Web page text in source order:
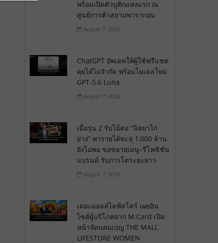
พร้อมเปิดตัวบูติกแห่งแรก ณ
ศูนย์การค้าสยามพารากอน
August 7, 2026
ChatGPT อัพเดทให้ผู้ใช้ฟรีแชท
คุยได้ไม่จำกัด พร้อมโมเดลใหม่
GPT-5.6 Luna
August 7, 2026
เมื่อรุ่น 2 รับไม้ต่อ “นิตยาไก่
ย่าง” พารายได้ทะลุ 1,000 ล้าน
ยังไม่พอ ขอขยายเมนู–รีโพซิชัน
แบรนด์ รับการโตระยะยาว
August 7, 2026
เดอะมอลล์ไลฟ์สโตร์ เผยอิน
ไซต์ผู้บริโภคจาก M Card เปิด
หน้าจัดแคมเปญ THE MALL
LIFESTORE WOMEN